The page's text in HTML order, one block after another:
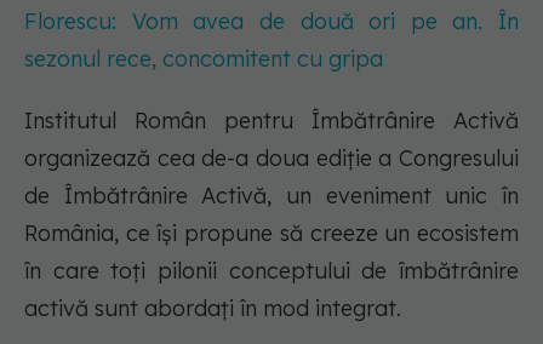
Florescu: Vom avea de două ori pe an. În
sezonul rece, concomitent cu gripa
Institutul Român pentru Îmbătrânire Activă
organizează cea de-a doua ediție a Congresului
de Îmbătrânire Activă, un eveniment unic în
România, ce își propune să creeze un ecosistem
în care toți pilonii conceptului de îmbătrânire
activă sunt abordați în mod integrat.